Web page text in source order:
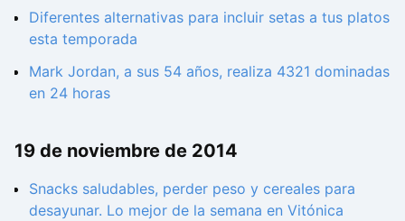
Diferentes alternativas para incluir setas a tus platos
esta temporada
Mark Jordan, a sus 54 años, realiza 4321 dominadas
en 24 horas
19 de noviembre de 2014
Snacks saludables, perder peso y cereales para
desayunar. Lo mejor de la semana en Vitónica